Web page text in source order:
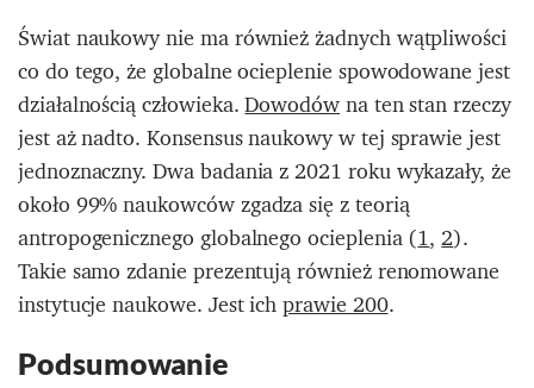
Świat naukowy nie ma również żadnych wątpliwości
co do tego, że globalne ocieplenie spowodowane jest
działalnością człowieka.Dowodówna ten stan rzeczy
jest aż nadto. Konsensus naukowy w tej sprawie jest
jednoznaczny. Dwa badania z 2021 roku wykazały, że
około 99% naukowców zgadza się z teorią
antropogenicznego globalnego ocieplenia (1,2).
Takie samo zdanie prezentują również renomowane
instytucje naukowe. Jest ichprawie 200.
Podsumowanie